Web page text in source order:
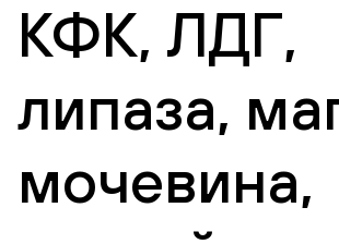
КФК, ЛДГ,
липаза,
мочевина,